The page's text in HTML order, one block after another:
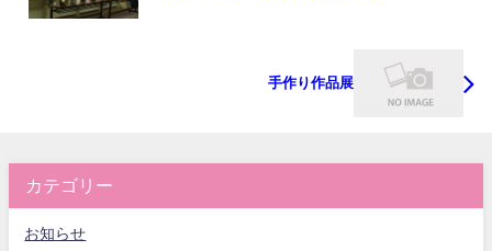
手作り作品展
カテゴリー
お知らせ